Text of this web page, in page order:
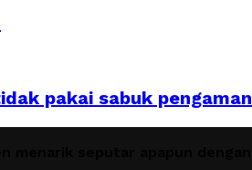
pakai sabuk pengaman